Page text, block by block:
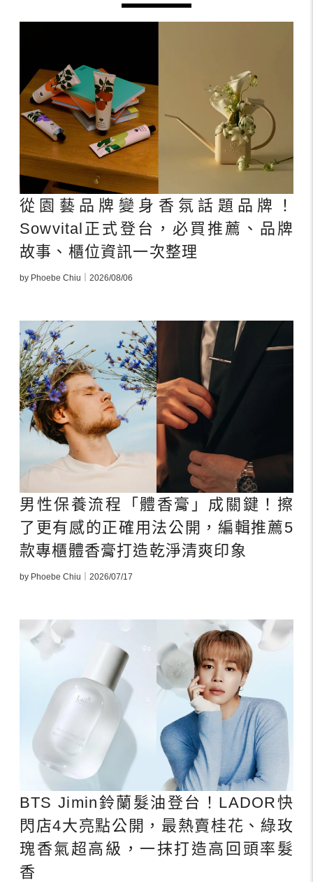
從園藝品牌變身香氛話題品牌！
Sowvital正式登台，必買推薦、品牌
故事、櫃位資訊一次整理
by Phoebe Chiu｜2026/08/06
男性保養流程「體香膏」成關鍵！擦
了更有感的正確用法公開，編輯推薦5
款專櫃體香膏打造乾淨清爽印象
by Phoebe Chiu｜2026/07/17
BTS Jimin鈴蘭髮油登台！LADOR快
閃店4大亮點公開，最熱賣桂花、綠玫
瑰香氣超高級，一抹打造高回頭率髮
香